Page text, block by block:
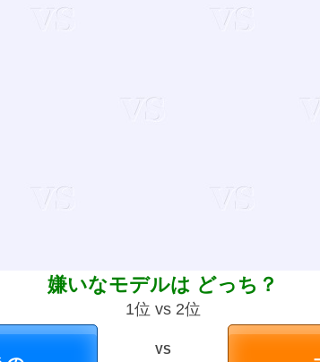
嫌いなモデルは どっち？
1位 vs 2位
VS